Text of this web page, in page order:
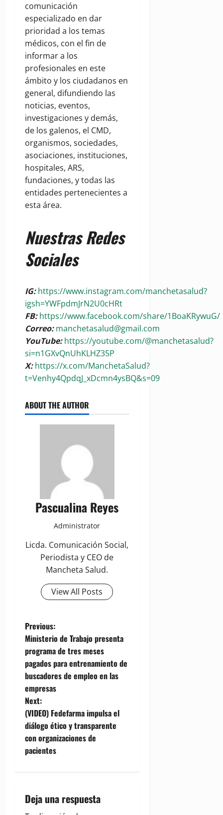
comunicación
especializado en dar
prioridad a los temas
médicos, con el fin de
informar a los
profesionales en este
ámbito y los ciudadanos en
general, difundiendo las
noticias, eventos,
investigaciones y demás,
de los galenos, el CMD,
organismos, sociedades,
asociaciones, instituciones,
hospitales, ARS,
fundaciones, y todas las
entidades pertenecientes a
esta área.
Nuestras Redes
Sociales
IG:https://www.instagram.com/manchetasalud?
igsh=YWFpdmJrN2U0cHRt
FB:https://www.facebook.com/share/1BoaKRywuG/
Correo:manchetasalud@gmail.com
YouTube: https://youtube.com/@manchetasalud?
si=n1GXvQnUhKLHZ35P
X:https://x.com/ManchetaSalud?
t=Venhy4QpdqJ_xDcmn4ysBQ&s=09
ABOUT THE AUTHOR
Pascualina Reyes
Administrator
Licda. Comunicación Social,
Periodista y CEO de
Mancheta Salud.
View All Posts
P
o
s
t
n
a
v
g
Previous:
Ministerio de Trabajo presenta
programa de tres meses
pagados para entrenamiento de
buscadores de empleo en las
empresas
Next:
(VIDEO) Fedefarma impulsa el
diálogo ético y transparente
con organizaciones de
pacientes
Deja una respuesta